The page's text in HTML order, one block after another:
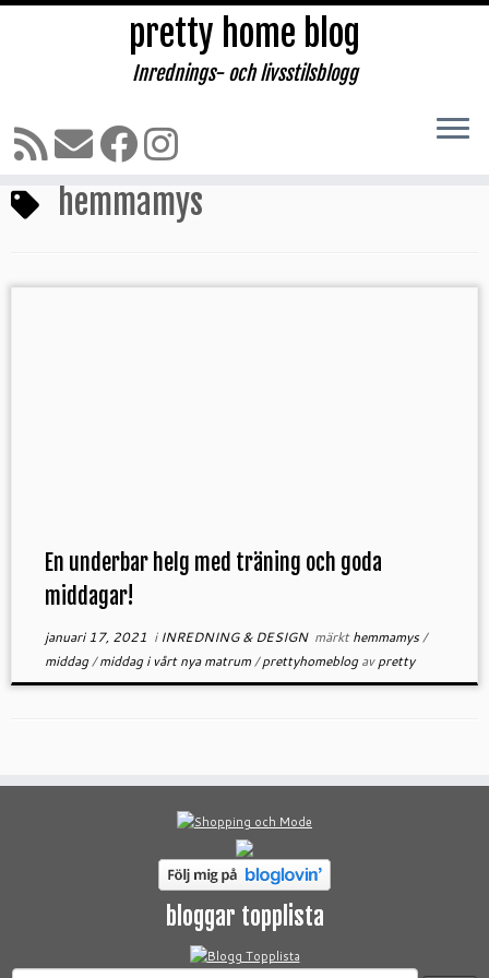
Hoppa
till
pretty home blog
Inrednings- och livsstilsblogg
Hem » hemmamys
hemmamys
En underbar helg med träning och goda
middagar!
januari 17, 2021 i INREDNING & DESIGN märkthemmamys/
middag/middag i vårt nya matrum/prettyhomeblogavpretty
bloggar topplista